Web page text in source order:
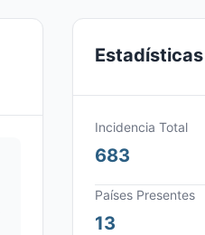
Incidencia Total
683
Países Presentes
13